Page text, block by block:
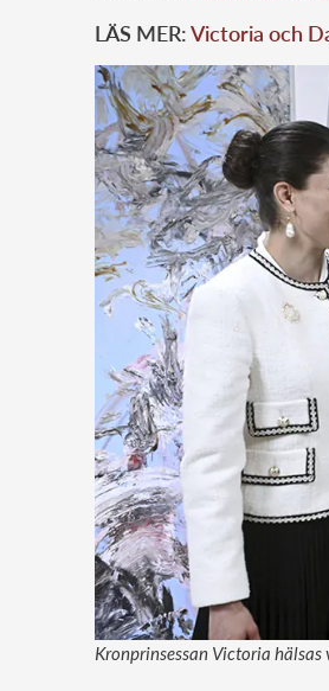
LÄS MER:Victoria och
Kronprinsessan Victoria